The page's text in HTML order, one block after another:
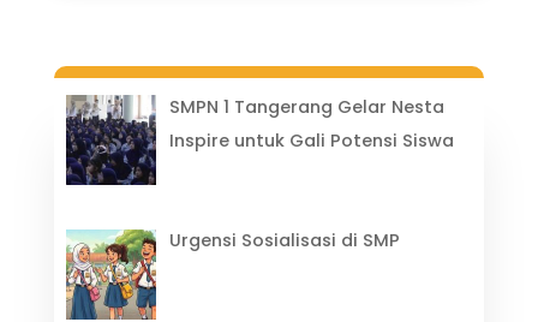
SMPN 1 Tangerang Gelar Nesta
Inspire untuk Gali Potensi Siswa
Urgensi Sosialisasi di SMP